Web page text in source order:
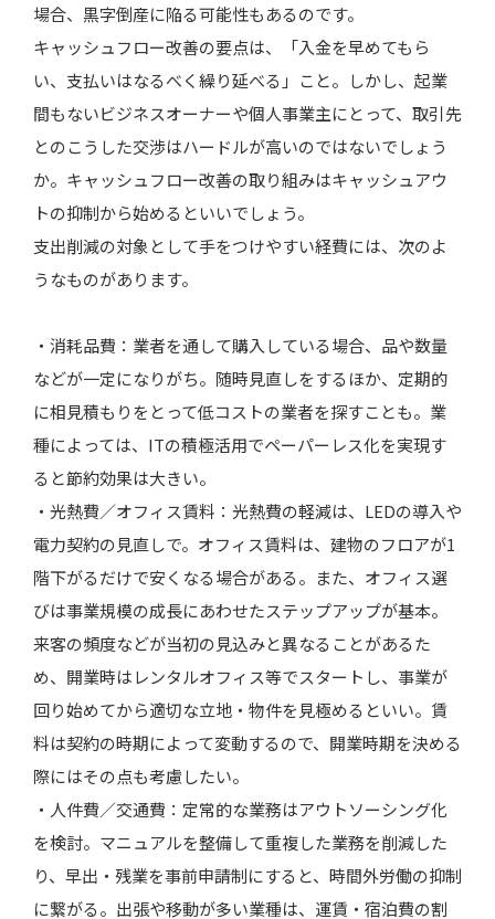
場合、黒字倒産に陥る可能性もあるのです。
キャッシュフロー改善の要点は、「入金を早めてもら
い、支払いはなるべく繰り延べる」こと。しかし、起業
間もないビジネスオーナーや個人事業主にとって、取引先
とのこうした交渉はハードルが高いのではないでしょう
か。キャッシュフロー改善の取り組みはキャッシュアウ
トの抑制から始めるといいでしょう。
支出削減の対象として手をつけやすい経費には、次のよ
うなものがあります。
・消耗品費：業者を通して購入している場合、品や数量
などが一定になりがち。随時見直しをするほか、定期的
に相見積もりをとって低コストの業者を探すことも。業
種によっては、ITの積極活用でペーパーレス化を実現す
ると節約効果は大きい。
・光熱費／オフィス賃料：光熱費の軽減は、LEDの導入や
電力契約の見直しで。オフィス賃料は、建物のフロアが1
階下がるだけで安くなる場合がある。また、オフィス選
びは事業規模の成長にあわせたステップアップが基本。
来客の頻度などが当初の見込みと異なることがあるた
め、開業時はレンタルオフィス等でスタートし、事業が
回り始めてから適切な立地・物件を見極めるといい。賃
料は契約の時期によって変動するので、開業時期を決める
際にはその点も考慮したい。
・人件費／交通費：定常的な業務はアウトソーシング化
を検討。マニュアルを整備して重複した業務を削減した
り、早出・残業を事前申請制にすると、時間外労働の抑制
に繋がる。出張や移動が多い業種は、運賃・宿泊費の割